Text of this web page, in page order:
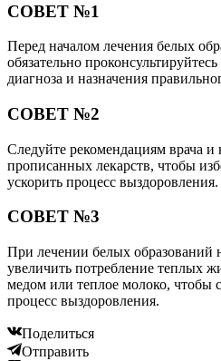
СОВЕТ №1
Перед началом лечения белых
обязательно
диагноза и назначения
СОВЕТ №2
Следуйте рекомендациям врача
прописанных лекарств, чтобы
ускорить процесс выздоровления.
СОВЕТ №3
При лечении белых образований
увеличить потребление теплых
медом или теплое молоко, чтобы
процесс выздоровления.
Поделиться
Отправить